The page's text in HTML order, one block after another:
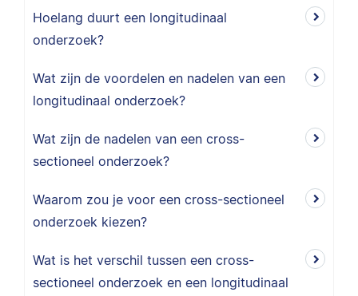
Hoelang duurt een longitudinaal
onderzoek?
Wat zijn de voordelen en nadelen van een
longitudinaal onderzoek?
Wat zijn de nadelen van een cross-
sectioneel onderzoek?
Waarom zou je voor een cross-sectioneel
onderzoek kiezen?
Wat is het verschil tussen een cross-
sectioneel onderzoek en een longitudinaal